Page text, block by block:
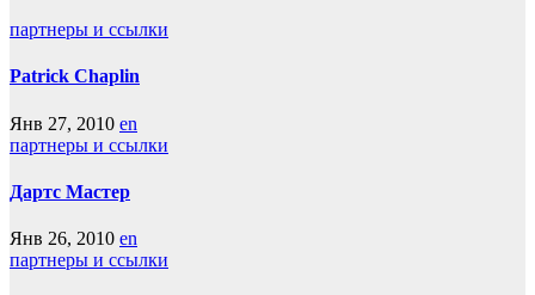
партнеры и ссылки
Patrick Chaplin
Янв 27, 2010 en
партнеры и ссылки
Дартс Мастер
Янв 26, 2010 en
партнеры и ссылки